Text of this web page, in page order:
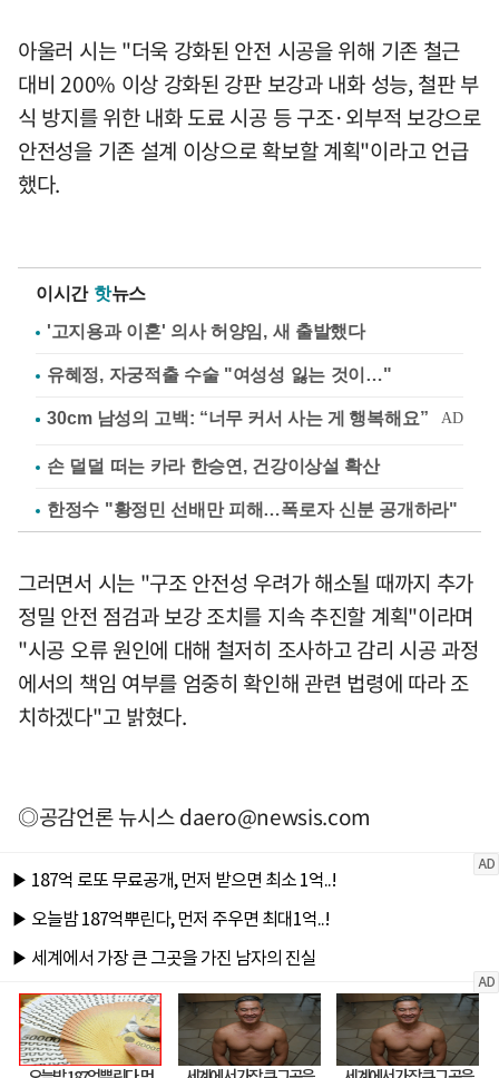
아울러 시는 "더욱 강화된 안전 시공을 위해 기존 철근
대비 200% 이상 강화된 강판 보강과 내화 성능, 철판 부
식 방지를 위한 내화 도료 시공 등 구조·외부적 보강으로
안전성을 기존 설계 이상으로 확보할 계획"이라고 언급
했다.
이시간 핫뉴스
'고지용과 이혼' 의사 허양임, 새 출발했다
유혜정, 자궁적출 수술 "여성성 잃는 것이…"
손 덜덜 떠는 카라 한승연, 건강이상설 확산
한정수 "황정민 선배만 피해…폭로자 신분 공개하라"
그러면서 시는 "구조 안전성 우려가 해소될 때까지 추가
정밀 안전 점검과 보강 조치를 지속 추진할 계획"이라며
"시공 오류 원인에 대해 철저히 조사하고 감리 시공 과정
에서의 책임 여부를 엄중히 확인해 관련 법령에 따라 조
치하겠다"고 밝혔다.
◎공감언론 뉴시스daero@newsis.com